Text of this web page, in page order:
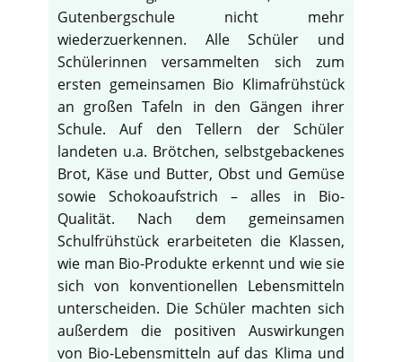
Gutenbergschule nicht mehr
wiederzuerkennen. Alle Schüler und
Schülerinnen versammelten sich zum
ersten gemeinsamen Bio Klimafrühstück
an großen Tafeln in den Gängen ihrer
Schule. Auf den Tellern der Schüler
landeten u.a. Brötchen, selbstgebackenes
Brot, Käse und Butter, Obst und Gemüse
sowie Schokoaufstrich – alles in Bio-
Qualität. Nach dem gemeinsamen
Schulfrühstück erarbeiteten die Klassen,
wie man Bio-Produkte erkennt und wie sie
sich von konventionellen Lebensmitteln
unterscheiden. Die Schüler machten sich
außerdem die positiven Auswirkungen
von Bio-Lebensmitteln auf das Klima und